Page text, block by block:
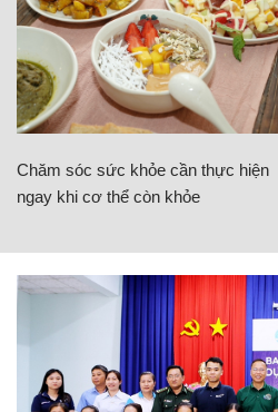
Chăm sóc sức khỏe cần thực hiện
ngay khi cơ thể còn khỏe